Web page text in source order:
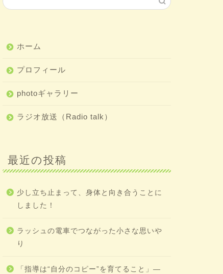
ホーム
プロフィール
photoギャラリー
ラジオ放送（Radio talk）
最近の投稿
少し立ち止まって、身体と向き合うことに
しました！
ラッシュの電車でつながった小さな思いや
り
「指導は“自分のコピー”を育てること」―